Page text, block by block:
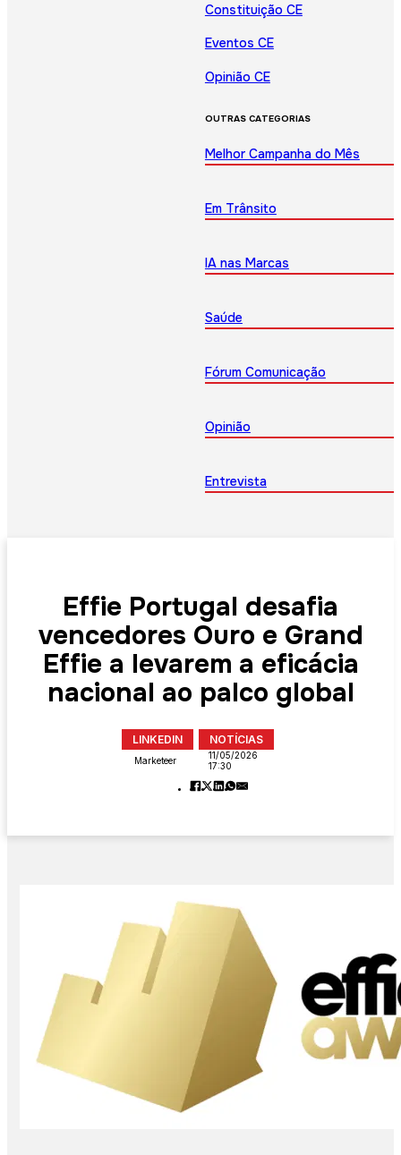
Constituição CE
Eventos CE
Opinião CE
OUTRAS CATEGORIAS
Melhor Campanha do Mês
Em Trânsito
IA nas Marcas
Saúde
Fórum Comunicação
Opinião
Entrevista
Effie Portugal desafia
vencedores Ouro e Grand
Effie a levarem a eficácia
nacional ao palco global
LINKEDIN NOTÍCIAS
Marketeer
11/05/2026
17:30